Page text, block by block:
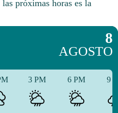
próximas horas es la
8
AGOSTO
3 PM 6 PM 9